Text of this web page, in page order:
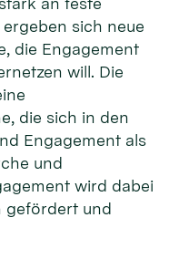
sich neue
die Engagement
will. Die
die sich in den
Engagement als
und
wird dabei
gefördert und